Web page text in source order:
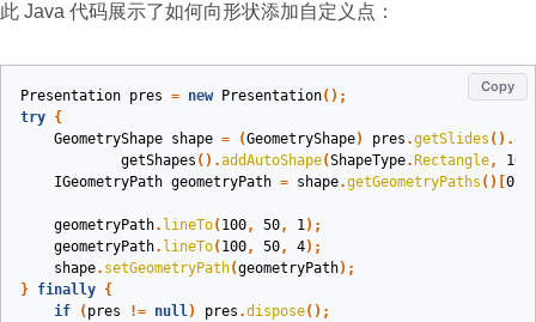
此 Java 代码展示了如何向形状添加自定义点：
Copy
Presentation pres = new Presentation();
try {
GeometryShape shape = (GeometryShape) pres .getSlides ().
getShapes ().addAutoShape(ShapeType. Rectangle, 100
IGeometryPath geometryPath = shape.getGeometryPaths ()[ 0
geometryPath. lineTo( 100, 50, 1);
geometryPath. lineTo( 100, 50, 4);
shape. setGeometryPath(geometryPath);
} finally {
if
( pres != null) pres .dispose();